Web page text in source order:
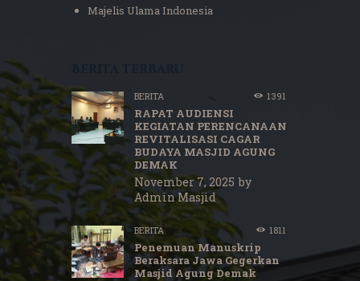
Majelis Ulama Indonesia
BERITA 1391
RAPAT AUDIENSI
KEGIATAN PERENCANAAN
REVITALISASI CAGAR
BUDAYA MASJID AGUNG
DEMAK
November 7, 2025 by
Admin Masjid
BERITA 1811
Penemuan Manuskrip
Beraksara Jawa Gegerkan
Masjid Agung Demak